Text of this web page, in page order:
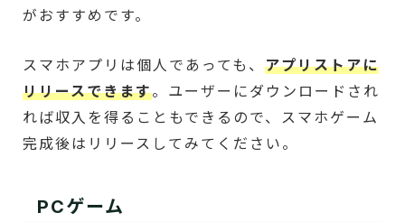
がおすすめです。
スマホアプリは個人であっても、 アプリストアに
リリースできます。ユーザーにダウンロードされ
れば収入を得ることもできるので、スマホゲーム
完成後はリリースしてみてください。
PCゲーム